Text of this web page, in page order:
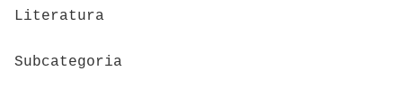
Literatura
Subcategoria